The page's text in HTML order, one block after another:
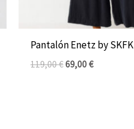
Pantalón Enetz by SKFK
119,00€69,00€